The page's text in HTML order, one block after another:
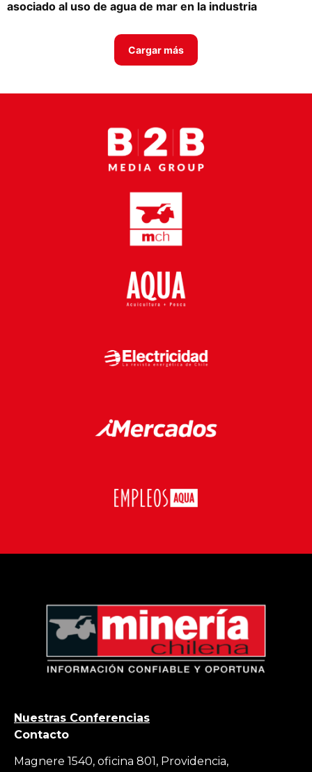
Siguenos
asociado al uso de agua de mar en la industria
Cargar más
Nuestras Conferencias
Contacto
Magnere 1540, oficina 801, Providencia,